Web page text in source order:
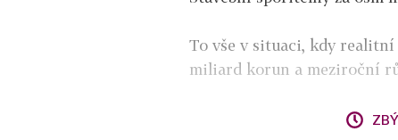
To vše v situaci, kdy realitní
miliard korun a meziroční